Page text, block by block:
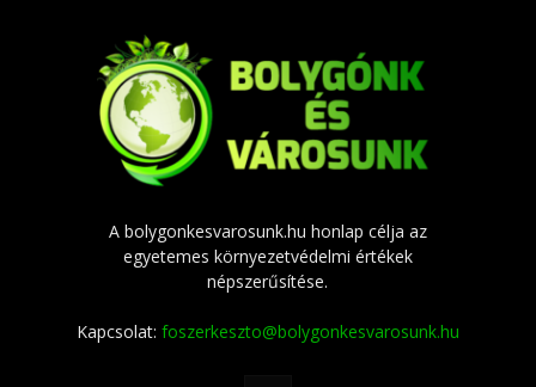
A bolygonkesvarosunk.hu honlap célja az
egyetemes környezetvédelmi értékek
népszerűsítése.
Kapcsolat: foszerkeszto@bolygonkesvarosunk.hu